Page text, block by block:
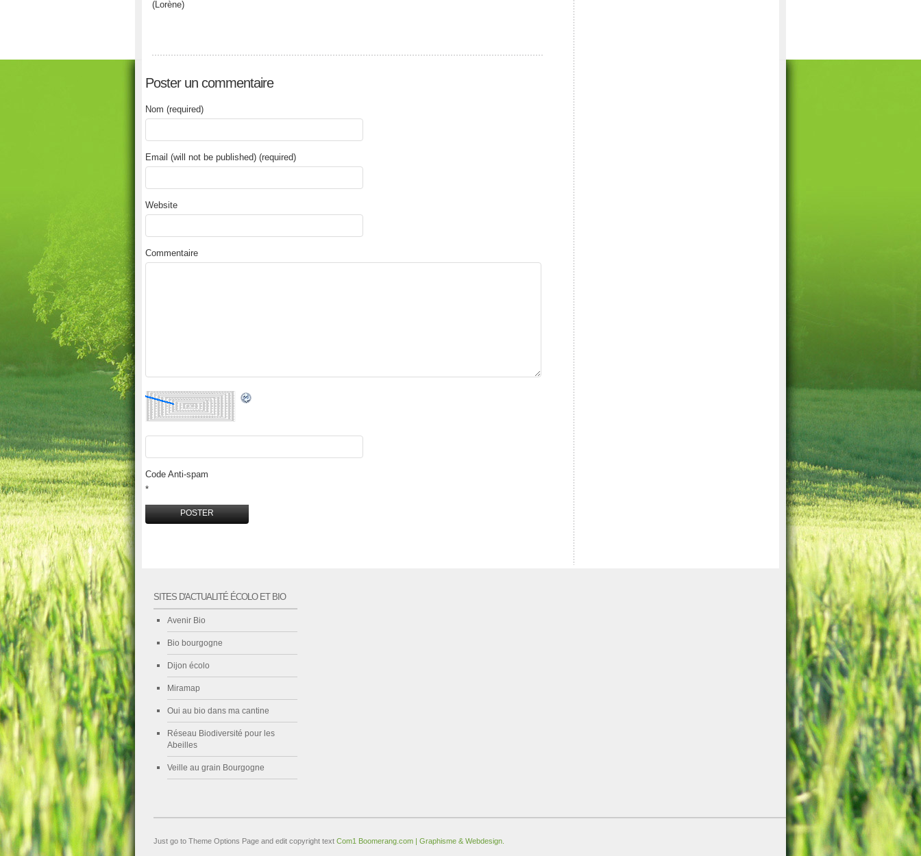
(Lorène)
Poster un commentaire
Nom (required)
Email (will not be published) (required)
Website
Commentaire
Code Anti-spam
*
SITES D'ACTUALITÉ ÉCOLO ET BIO
Avenir Bio
Bio bourgogne
Dijon écolo
Miramap
Oui au bio dans ma cantine
Réseau Biodiversité pour les
Abeilles
Veille au grain Bourgogne
Just go to Theme Options Page and edit copyright text Com1 Boomerang.com | Graphisme & Webdesign.